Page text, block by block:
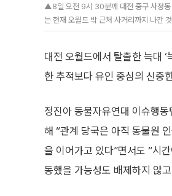
▲8일 오전 9시 30분께 대전 중구 사정동
는 현재 오월드 밖 근처 사거리까지 나간
대전 오월드에서 탈출한 늑대
한 추적보다 유인 중심의 신중
정진아 동물자유연대 이슈행
해 “관계 당국은 아직 동물원
을 이어가고 있다”면서도 “시
동했을 가능성도 배제하지 않